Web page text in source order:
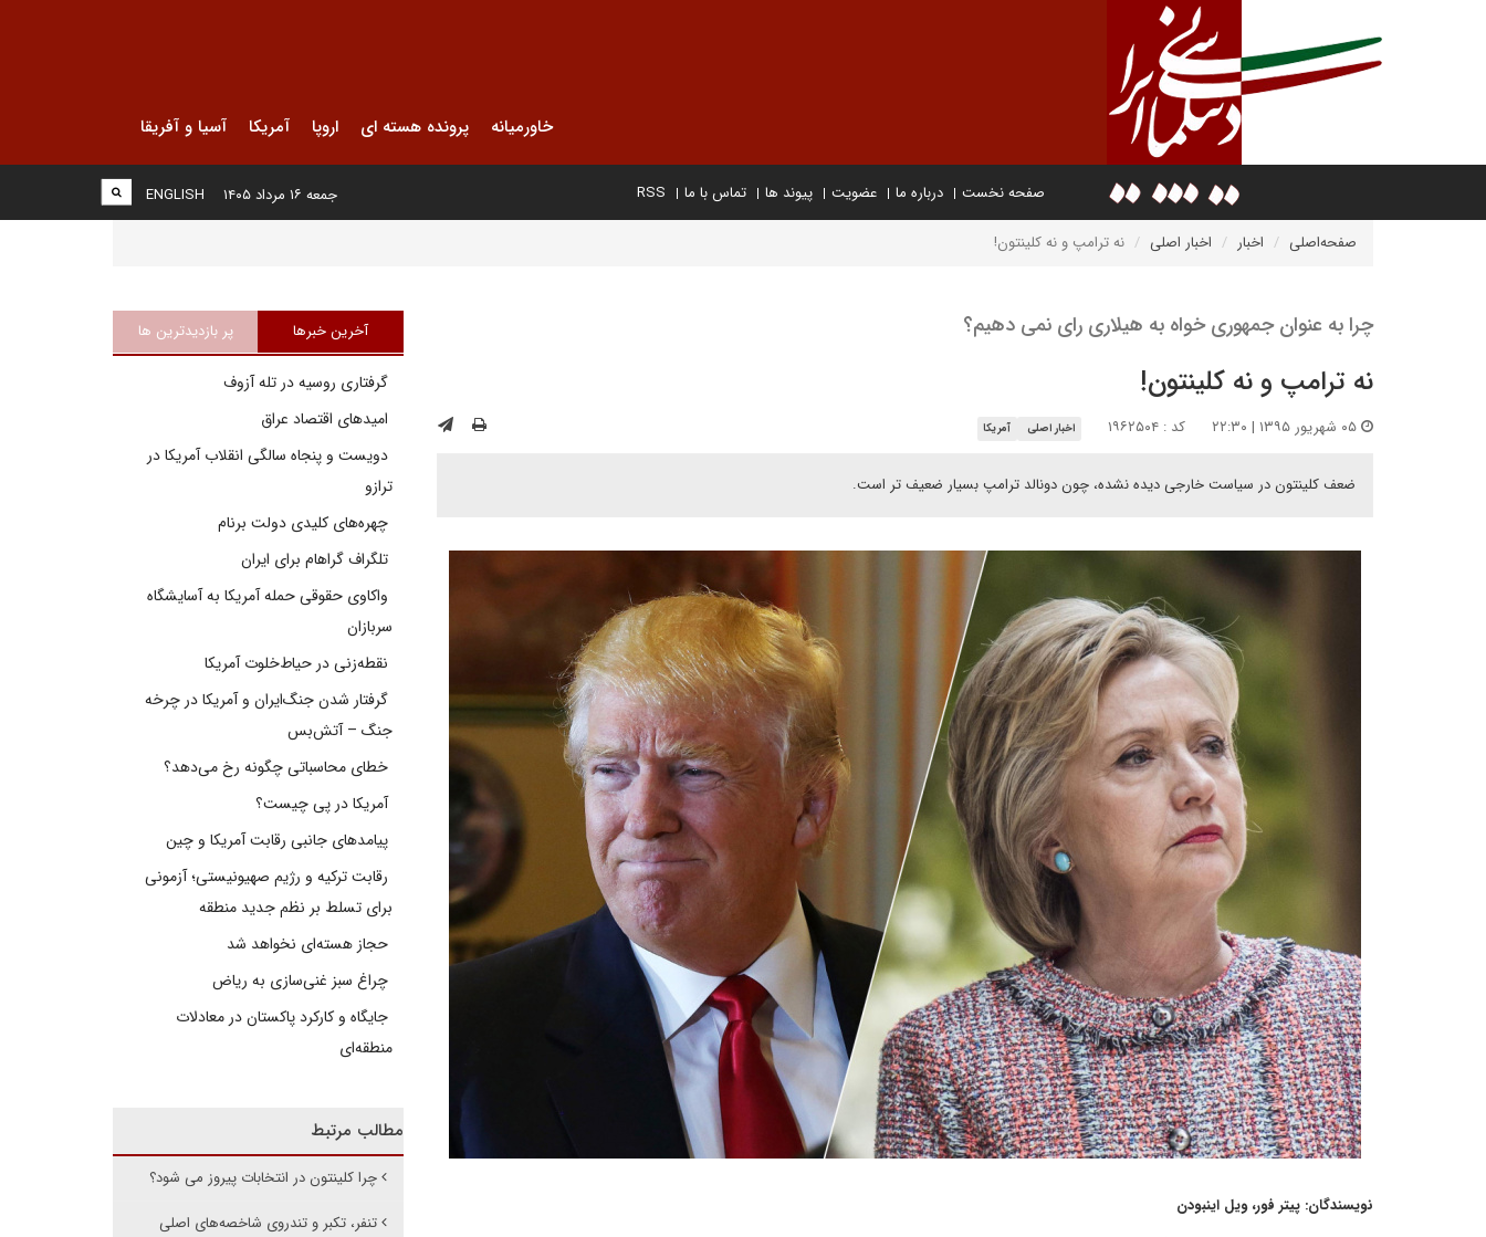
خاورمیانه پرونده هسته ای اروپا آمریکا آسیا و آفریقا
صفحه نخست درباره ما عضویت پیوند ها تماس با ما RSS
ENGLISH جمعه ۱۶ مرداد ۱۴۰۵
صفحه‌اصلی اخبار اخبار اصلی نه ترامپ و نه کلینتون!
چرا به عنوان جمهوری‌ خواه به هیلاری رای نمی دهیم؟
نه ترامپ و نه کلینتون!
کد : ۱۹۶۲۵۰۴ اخبار اصلی آمریکا
ضعف کلینتون در سیاست خارجی دیده نشده، چون دونالد ترامپ بسیار ضعیف تر است.
نویسندگان: پیتر فور، ویل اینبودن
آخرین خبرها پر بازدیدترین ها
گرفتاری روسیه در تله آزوف
امیدهای اقتصاد عراق
دویست و پنجاه سالگی انقلاب آمریکا در
ترازو
چهره‌های کلیدی دولت برنام
تلگراف گراهام برای ایران
واکاوی حقوقی حمله آمریکا به آسایشگاه
سربازان
نقطه‌زنی در حیاط‌خلوت آمریکا
گرفتار شدن جنگ‌ایران و آمریکا در چرخه
جنگ – آتش‌بس
خطای محاسباتی چگونه رخ می‌دهد؟
آمریکا در پی چیست؟
پیامدهای جانبی رقابت آمریکا و چین
رقابت ترکیه و رژیم صهیونیستی؛ آزمونی
برای تسلط بر نظم جدید منطقه
حجاز هسته‌ای نخواهد شد
چراغ سبز غنی‌سازی به ریاض
جایگاه و کارکرد پاکستان در معادلات
منطقه‌ای
مطالب مرتبط
چرا کلینتون در انتخابات پیروز می شود؟
تنفر، تکبر و تندروی شاخصه‌های اصلی